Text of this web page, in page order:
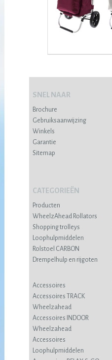
SNEL NAAR
Brochure
Gebruiksaanwijzing
Winkels
Garantie
Sitemap
CATEGORIEËN
Producten
WheelzAhead Rollators
Shopping trolleys
Loophulpmiddelen
Rolstoel CARBON
Drempelhulp en rijgoten
Accessoires
Accessoires TRACK
Wheelzahead
Accessoires INDOOR
Wheelzahead
Accessoires
Loophulpmiddelen